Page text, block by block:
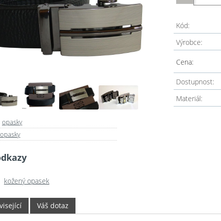
Kód:
Výrobce:
Cena:
Dostupnost:
Materiál:
opasky
opasky
kožený opasek
Váš dotaz